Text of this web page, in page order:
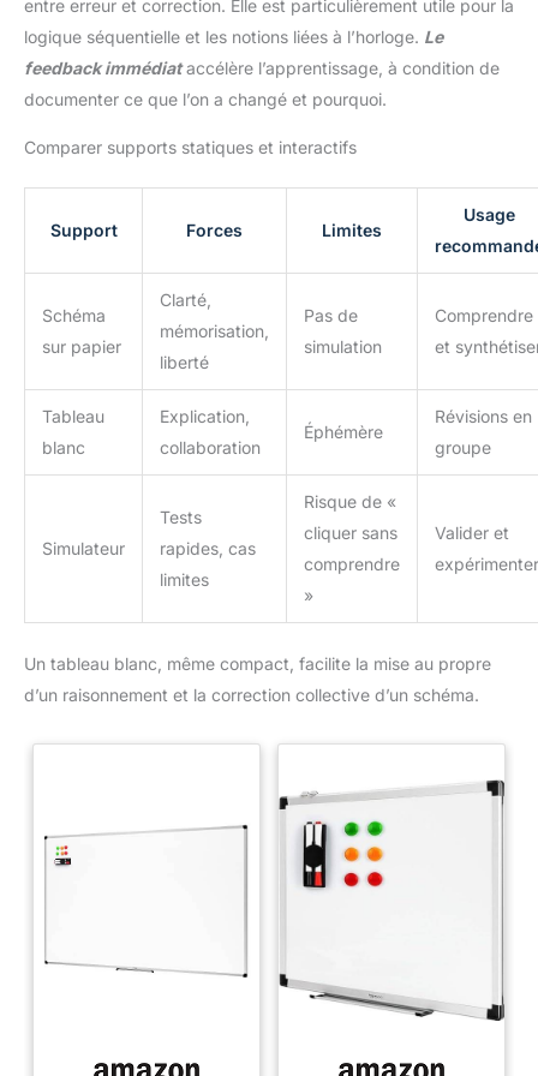
entre erreur et correction. Elle est particulièrement utile pour la
logique séquentielle et les notions liées à l’horloge. Le
feedback immédiataccélère l’apprentissage, à condition de
documenter ce que l’on a changé et pourquoi.
Comparer supports statiques et interactifs
Support Forces Limites
Usage
Schéma
sur papier
Clarté,
mémorisation,
liberté
Pas de
simulation
Comprendre
et
Tableau
blanc
Explication,
collaboration
Éphémère
Révisions en
groupe
Simulateur
Tests
rapides, cas
limites
Risque de «
cliquer sans
comprendre
»
Valider et
expérimenter
Un tableau blanc, même compact, facilite la mise au propre
d’un raisonnement et la correction collective d’un schéma.